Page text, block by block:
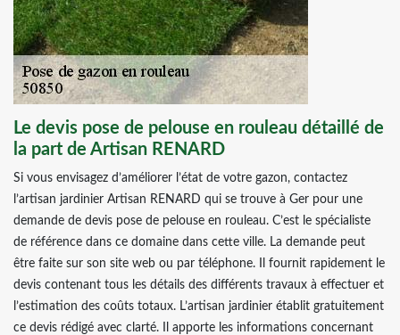
Le devis pose de pelouse en rouleau détaillé de
la part de Artisan RENARD
Si vous envisagez d’améliorer l’état de votre gazon, contactez
l’artisan jardinier Artisan RENARD qui se trouve à Ger pour une
demande de devis pose de pelouse en rouleau. C’est le spécialiste
de référence dans ce domaine dans cette ville. La demande peut
être faite sur son site web ou par téléphone. Il fournit rapidement le
devis contenant tous les détails des différents travaux à effectuer et
l’estimation des coûts totaux. L’artisan jardinier établit gratuitement
ce devis rédigé avec clarté. Il apporte les informations concernant